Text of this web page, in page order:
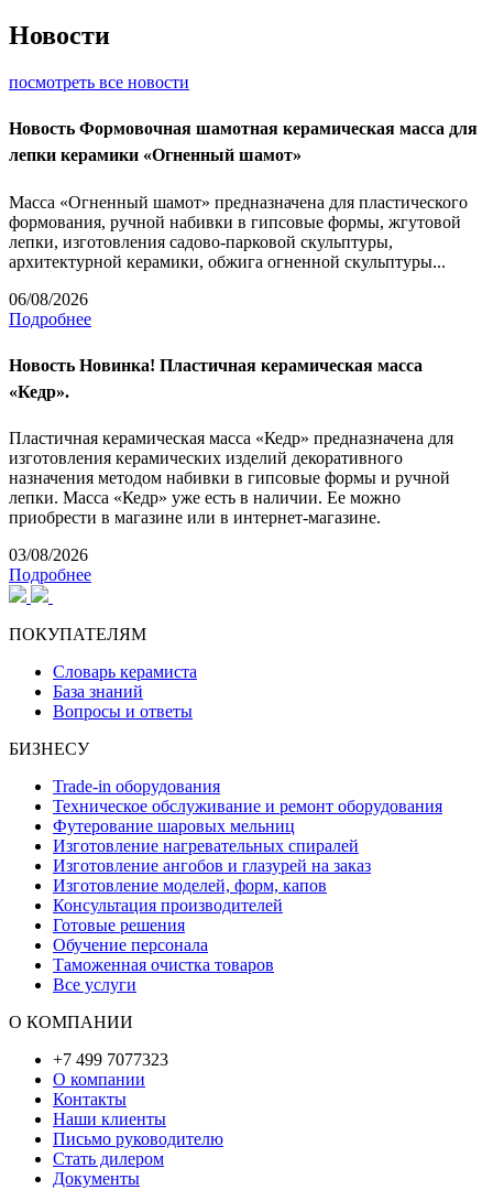
Новости
посмотреть все новости
Новость Формовочная шамотная керамическая масса для
лепки керамики «Огненный шамот»
Масса «Огненный шамот» предназначена для пластического
формования, ручной набивки в гипсовые формы, жгутовой
лепки, изготовления садово-парковой скульптуры,
архитектурной керамики, обжига огненной скульптуры...
06/08/2026
Подробнее
Новость Новинка! Пластичная керамическая масса
«Кедр».
Пластичная керамическая масса «Кедр» предназначена для
изготовления керамических изделий декоративного
назначения методом набивки в гипсовые формы и ручной
лепки. Масса «Кедр» уже есть в наличии. Ее можно
приобрести в магазине или в интернет-магазине.
03/08/2026
Подробнее
ПОКУПАТЕЛЯМ
Словарь керамиста
База знаний
Вопросы и ответы
БИЗНЕСУ
Trade-in оборудования
Техническое обслуживание и ремонт оборудования
Футерование шаровых мельниц
Изготовление нагревательных спиралей
Изготовление ангобов и глазурей на заказ
Изготовление моделей, форм, капов
Консультация производителей
Готовые решения
Обучение персонала
Таможенная очистка товаров
Все услуги
О КОМПАНИИ
+7 499 7077323
О компании
Контакты
Наши клиенты
Письмо руководителю
Стать дилером
Документы